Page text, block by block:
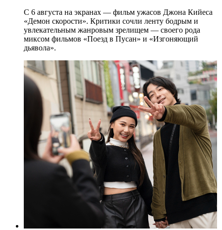
С 6 августа на экранах — фильм ужасов Джона Кийеса
«Демон скорости». Критики сочли ленту бодрым и
увлекательным жанровым зрелищeм — своего рода
миксом фильмов «Поезд в Пусан» и «Изгоняющий
дьявола».